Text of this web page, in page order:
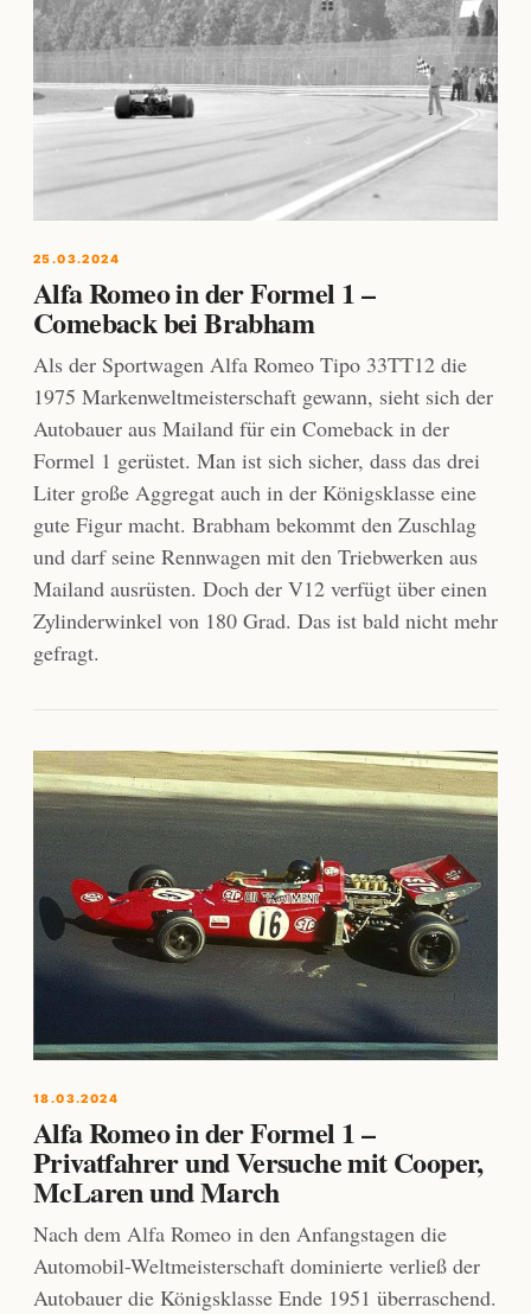
25.03.2024
Alfa Romeo in der Formel 1 –
Comeback bei Brabham
Als der Sportwagen Alfa Romeo Tipo 33TT12 die
1975 Markenweltmeisterschaft gewann, sieht sich der
Autobauer aus Mailand für ein Comeback in der
Formel 1 gerüstet. Man ist sich sicher, dass das drei
Liter große Aggregat auch in der Königsklasse eine
gute Figur macht. Brabham bekommt den Zuschlag
und darf seine Rennwagen mit den Triebwerken aus
Mailand ausrüsten. Doch der V12 verfügt über einen
Zylinderwinkel von 180 Grad. Das ist bald nicht mehr
gefragt.
18.03.2024
Alfa Romeo in der Formel 1 –
Privatfahrer und Versuche mit Cooper,
McLaren und March
Nach dem Alfa Romeo in den Anfangstagen die
Automobil-Weltmeisterschaft dominierte verließ der
Autobauer die Königsklasse Ende 1951 überraschend.